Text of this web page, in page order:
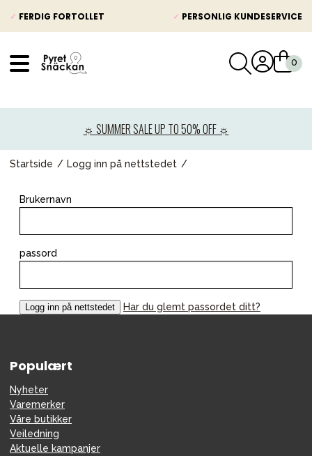
✓ FERDIG FORTOLLET ✓ PERSONLIG KUNDESERVICE
☼ SUMMER SALE UP TO 50% OFF ☼
Startside Logg inn på nettstedet
Brukernavn
passord
Har du glemt passordet ditt?
Populært
Nyheter
Varemerker
Våre butikker
Veiledning
Aktuelle kampanjer
Barnevogner
Bilstol
Leker og spill
Mamma & Pappa
Møbler & seng
Tilbehør